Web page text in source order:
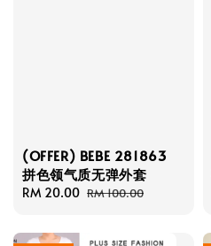
(OFFER) BEBE 281863
拼色领气质无弹外套
Sale
RM 20.00 Regular
RM 100.00